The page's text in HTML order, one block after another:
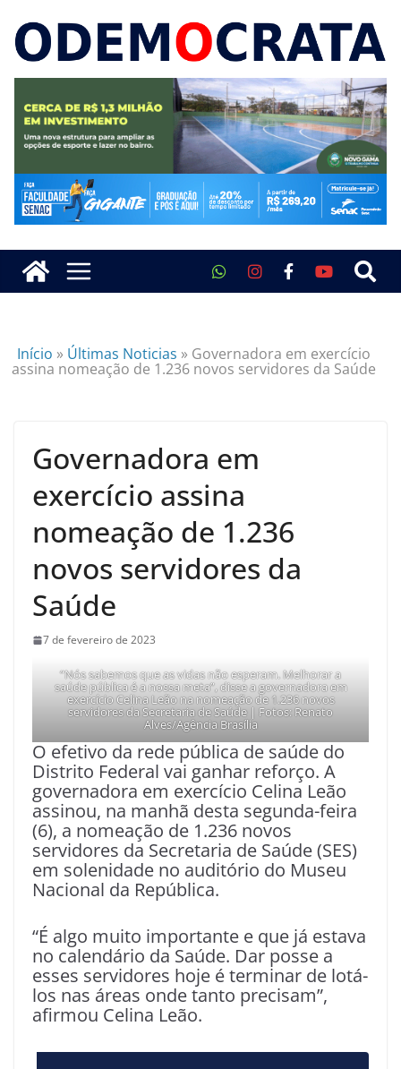
Início » Últimas Noticias » Governadora em exercício
assina nomeação de 1.236 novos servidores da Saúde
Governadora em
exercício assina
nomeação de 1.236
novos servidores da
Saúde
7 de fevereiro de 2023
“Nós sabemos que as vidas não esperam. Melhorar a
saúde pública é a nossa meta”, disse a governadora em
exercício Celina Leão na nomeação de 1.236 novos
servidores da Secretaria de Saúde | Fotos: Renato
Alves/Agência Brasília
O efetivo da rede pública de saúde do
Distrito Federal vai ganhar reforço. A
governadora em exercício Celina Leão
assinou, na manhã desta segunda-feira
(6), a nomeação de 1.236 novos
servidores da Secretaria de Saúde (SES)
em solenidade no auditório do Museu
Nacional da República.
“É algo muito importante e que já estava
no calendário da Saúde. Dar posse a
esses servidores hoje é terminar de lotá-
los nas áreas onde tanto precisam”,
afirmou Celina Leão.